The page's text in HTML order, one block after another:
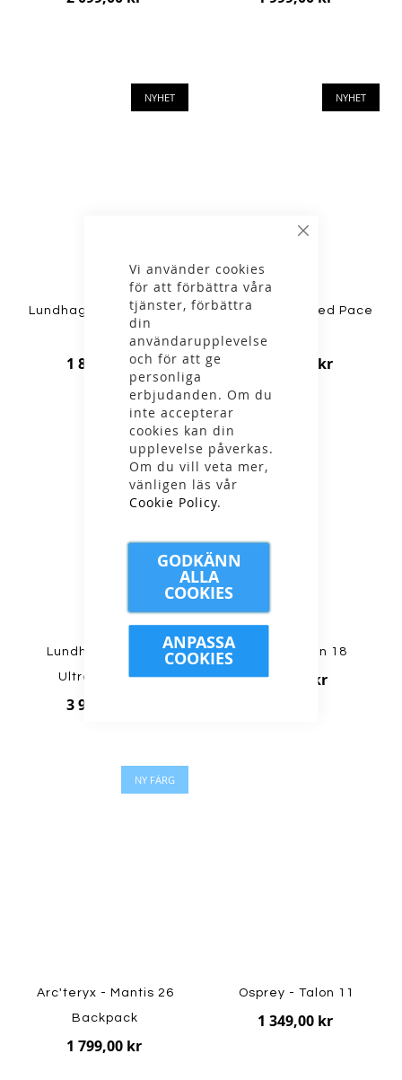
Vi använder cookies
för att förbättra våra
tjänster, förbättra
din
användarupplevelse
och för att ge
personliga
erbjudanden. Om du
inte accepterar
cookies kan din
upplevelse påverkas.
Om du vill veta mer,
vänligen läs vår
Cookie Policy.
GODKÄNN
ALLA
COOKIES
ANPASSA
COOKIES
NYHET
Lundhags - Tived Pace
1 899,00 kr
NYHET
Lundhags - Tived Pace
1 999,00 kr
NYHET
Lundhags - Padje
Ultralight 25 L
3 999,00 kr
Rab - Tygen 18
899,00 kr
NY FÄRG
Arc'teryx - Mantis 26
Backpack
1 799,00 kr
Osprey - Talon 11
1 349,00 kr